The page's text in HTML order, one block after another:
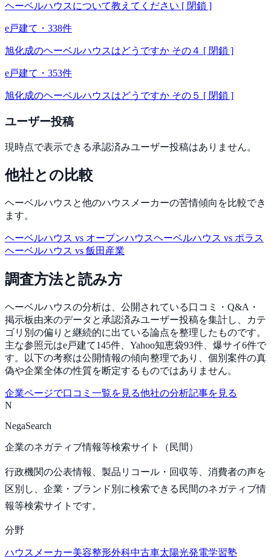
ヘーベルハウスについて教えてください [ 閉鎖 ]
e戸建て ・ 338件
旭化成のヘーベルハウスはどうですか その４ [ 閉鎖 ]
e戸建て ・ 353件
旭化成のヘーベルハウスはどうですか その５ [ 閉鎖 ]
ユーザー投稿
現時点で表示できる承認済みユーザー投稿はありません。
他社との比較
ヘーベルハウス と他のハウスメーカーの苦情傾向を比較でき
ます。
ヘーベルハウス vs オープンハウスヘーベルハウス vs ポラス
ヘーベルハウス vs 飯田産業
調査方法と読み方
ヘーベルハウスの分析は、公開されている口コミ・Q&A・
掲示板由来のデータと承認済みユーザー投稿を集計し、カテ
ゴリ別の偏りと継続的に出ている論点を整理したものです。
主な参照元はe戸建て145件、Yahoo知恵袋93件、爆サイ6件で
す。以下の考察は公開情報の傾向整理であり、個別案件の真
偽や企業全体の性質を断定するものではありません。
企業ページで口コミ一覧を見る他社の分析記事を見る
N
NegaSearch
企業のネガティブ情報等検索サイト（民間）
行政機関の公表情報、製品リコール・回収等、消費者の声を
区別し、企業・ブランド別に検索できる民間のネガティブ情
報等検索サイトです。
分野
ハウスメーカー美容整形外科中古車太陽光発電学習塾